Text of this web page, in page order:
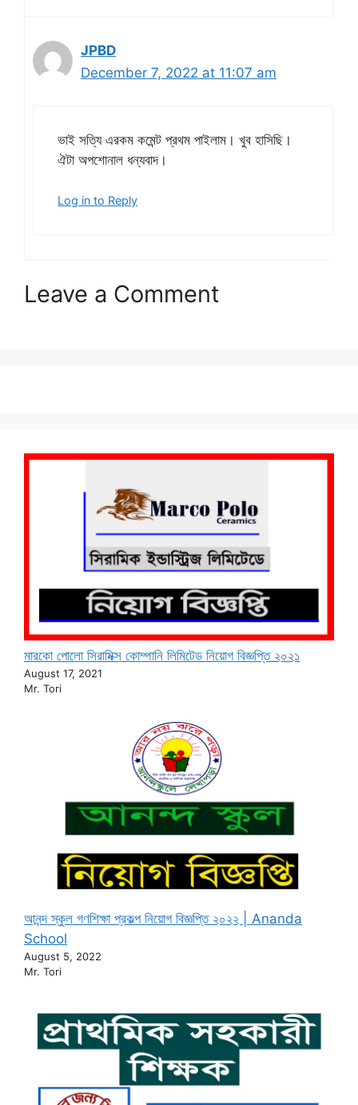
JPBD
December 7, 2022 at 11:07 am
ভাই সত্যি এরকম কমেন্ট প্রথম পাইলাম। খুব হাসিছি।
ঐটা অপশোনাল ধন্যবাদ।
Log in to Reply
Leave a Comment
মারকো পোলো সিরামিক্স কোম্পানি লিমিটেড নিয়োগ বিজ্ঞপ্তি ২০২১
August 17, 2021
Mr. Tori
আনন্দ স্কুল গণশিক্ষা প্রকল্প নিয়োগ বিজ্ঞপ্তি ২০২২ | Ananda
School
August 5, 2022
Mr. Tori